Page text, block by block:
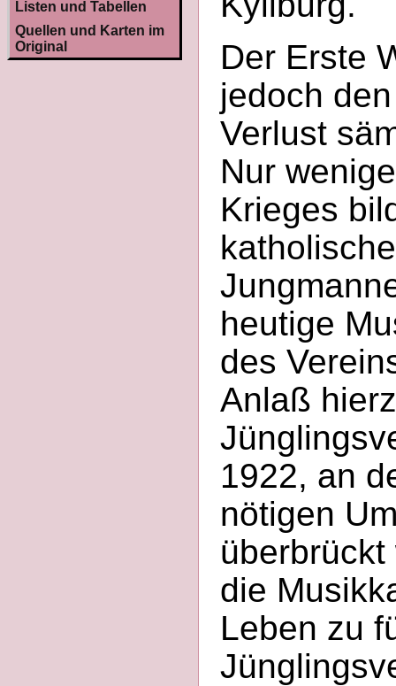
Listen und Tabellen
Quellen und Karten im
Original
Der Erste
jedoch
Verlust
Nur
Krieges
heutige
des
Anlaß
1922, an
nötigen
die
Leben zu